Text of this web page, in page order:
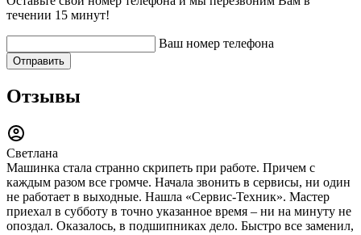
течении 15 минут!
Ваш номер телефона
Отправить
Отзывы
Светлана
Машинка стала странно скрипеть при работе. Причем с
каждым разом все громче. Начала звонить в сервисы, ни один
не работает в выходные. Нашла «Сервис-Техник». Мастер
приехал в субботу в точно указанное время – ни на минуту не
опоздал. Оказалось, в подшипниках дело. Быстро все заменил,